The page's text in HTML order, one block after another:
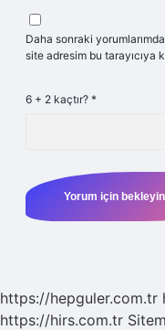
Daha sonraki
site adresim bu tarayıcıya
6 + 2 kaçtır? *
https://hepguler.com.tr
https://hirs.com.tr